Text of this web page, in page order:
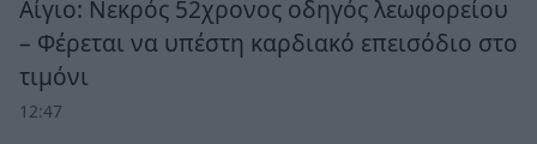
Αίγιο: Νεκρός 52χρονος οδηγός λεωφορείου
– Φέρεται να υπέστη καρδιακό επεισόδιο στο
τιμόνι
12:47